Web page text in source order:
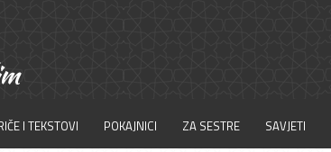
I TEKSTOVI POKAJNICI ZA SESTRE SAVJETI